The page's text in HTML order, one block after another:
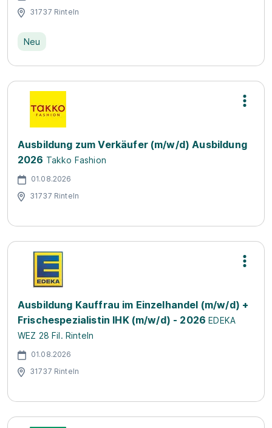
31737 Rinteln
Neu
Ausbildung zum Verkäufer (m/w/d) Ausbildung
2026 Takko Fashion
01.08.2026
31737 Rinteln
Ausbildung Kauffrau im Einzelhandel (m/w/d) +
Frischespezialistin IHK (m/w/d) - 2026 EDEKA
WEZ 28 Fil. Rinteln
01.08.2026
31737 Rinteln